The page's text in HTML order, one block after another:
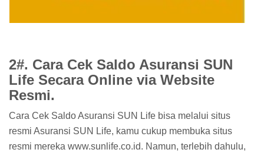
2#. Cara Cek Saldo Asuransi SUN
Life Secara Online via Website
Resmi.
Cara Cek Saldo Asuransi SUN Life bisa melalui situs
resmi Asuransi SUN Life, kamu cukup membuka situs
resmi mereka www.sunlife.co.id. Namun, terlebih dahulu,